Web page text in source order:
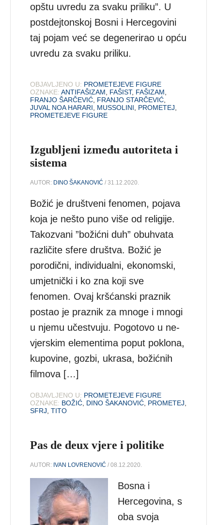
opštu uvredu za svaku priliku”. U
postdejtonskoj Bosni i Hercegovini
taj pojam već se degenerirao u opću
uvredu za svaku priliku.
OBJAVLJENO U: PROMETEJEVE FIGURE
OZNAKE: ANTIFAŠIZAM, FAŠIST, FAŠIZAM,
FRANJO ŠARČEVIĆ, FRANJO STARČEVIĆ,
JUVAL NOA HARARI, MUSSOLINI, PROMETEJ,
PROMETEJEVE FIGURE
Izgubljeni između autoriteta i
sistema
AUTOR: DINO ŠAKANOVIĆ / 31.12.2020.
Božić je društveni fenomen, pojava
koja je nešto puno više od religije.
Takozvani ”božićni duh” obuhvata
različite sfere društva. Božić je
porodični, individualni, ekonomski,
umjetnički i ko zna koji sve
fenomen. Ovaj kršćanski praznik
postao je praznik za mnoge i mnogi
u njemu učestvuju. Pogotovo u ne-
vjerskim elementima poput poklona,
kupovine, gozbi, ukrasa, božićnih
filmova […]
OBJAVLJENO U: PROMETEJEVE FIGURE
OZNAKE: BOŽIĆ DINO ŠAKANOVIĆ PROMETEJ
SFRJ ,TITO
Pas de deux vjere i politike
AUTOR: IVAN LOVRENOVIĆ / 08.12.2020.
Bosna i
Hercegovina, s
oba svoja